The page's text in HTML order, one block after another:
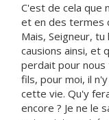
C'est de cela que
et en des termes
Mais, Seigneur,
causions ainsi, et
perdait pour nous
fils, pour moi, il
cette vie. Qu'y
encore ? Je ne le